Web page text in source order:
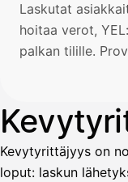
Laskutat
hoitaa verot,
palkan tilille.
Kevytyrittäjyys on
loput: laskun